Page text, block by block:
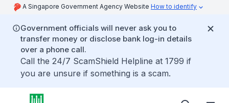
A Singapore Government Agency Website How to identify
Government officials will never ask you to
transfer money or disclose bank log-in details
over a phone call.
Call the 24/7 ScamShield Helpline at 1799 if
you are unsure if something is a scam.